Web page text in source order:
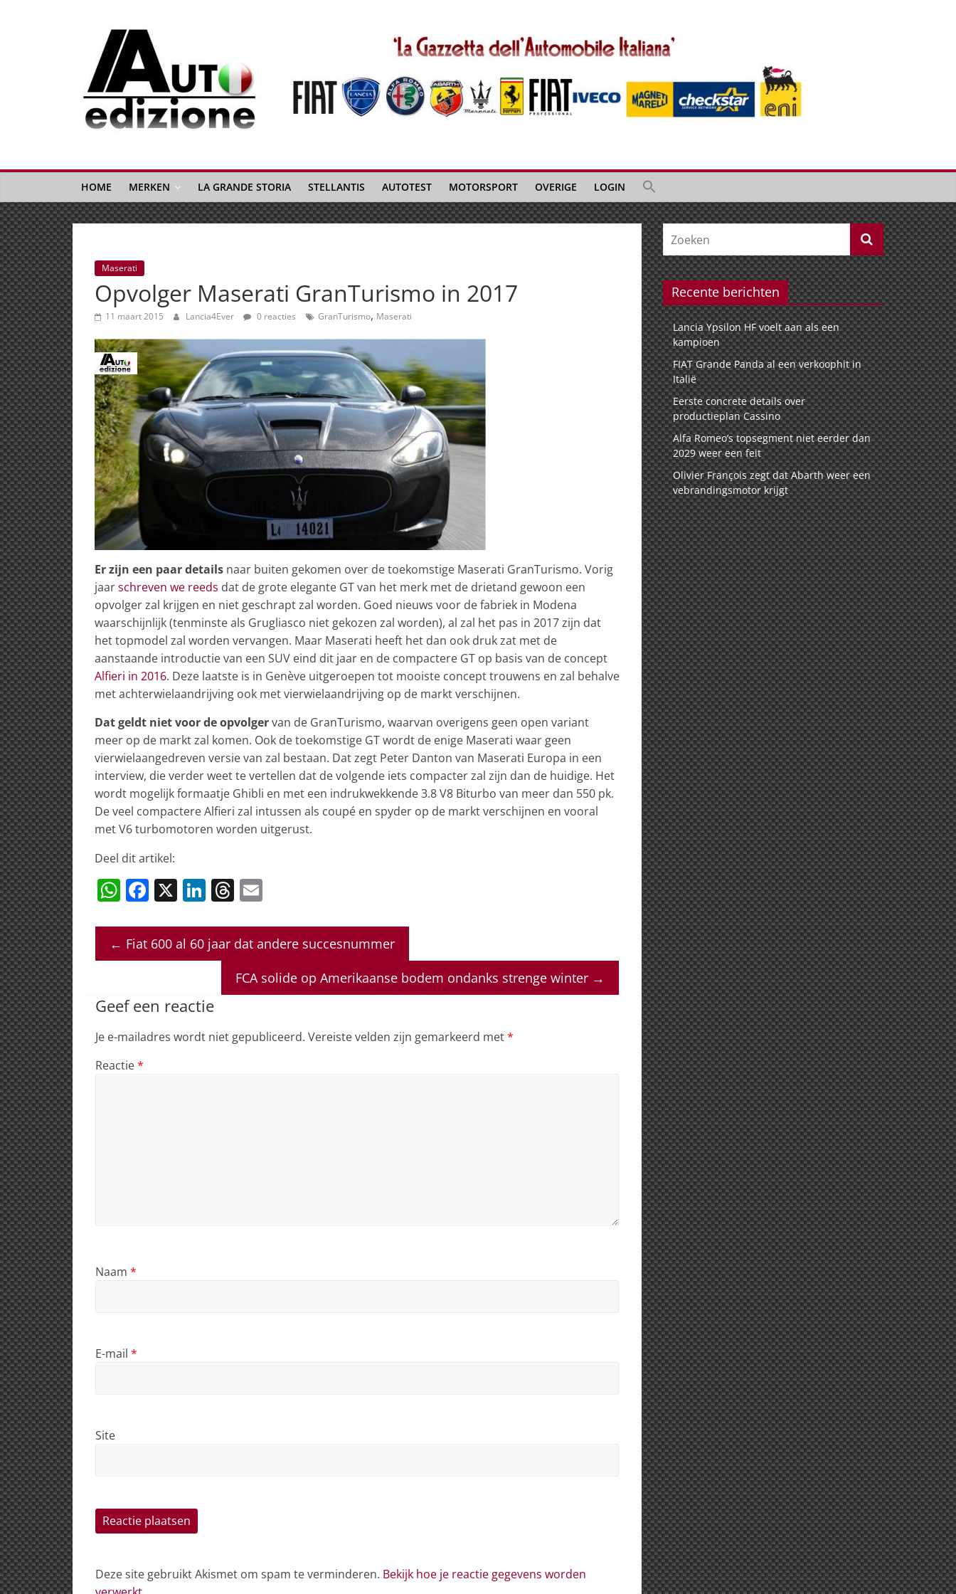
Auto
Edizione
La
Gazetta
dell'Automobile
Italiana
|
Italiaans
autonieuws
&
lifestyle
HOME MERKEN LA GRANDE STORIA STELLANTIS AUTOTEST MOTORSPORT OVERIGE LOGIN
Maserati
Opvolger Maserati GranTurismo in 2017
11 maart 2015 Lancia4Ever 0 reacties GranTurismo, Maserati
Er zijn een paar details naar buiten gekomen over de toekomstige Maserati GranTurismo. Vorig
jaarschreven we reeds dat de grote elegante GT van het merk met de drietand gewoon een
opvolger zal krijgen en niet geschrapt zal worden. Goed nieuws voor de fabriek in Modena
waarschijnlijk (tenminste als Grugliasco niet gekozen zal worden), al zal het pas in 2017 zijn dat
het topmodel zal worden vervangen. Maar Maserati heeft het dan ook druk zat met de
aanstaande introductie van een SUV eind dit jaar en de compactere GT op basis van de concept
Alfieri in 2016. Deze laatste is in Genève uitgeroepen tot mooiste concept trouwens en zal behalve
met achterwielaandrijving ook met vierwielaandrijving op de markt verschijnen.
Dat geldt niet voor de opvolgervan de GranTurismo, waarvan overigens geen open variant
meer op de markt zal komen. Ook de toekomstige GT wordt de enige Maserati waar geen
vierwielaangedreven versie van zal bestaan. Dat zegt Peter Danton van Maserati Europa in een
interview, die verder weet te vertellen dat de volgende iets compacter zal zijn dan de huidige. Het
wordt mogelijk formaatje Ghibli en met een indrukwekkende 3.8 V8 Biturbo van meer dan 550 pk.
De veel compactere Alfieri zal intussen als coupé en spyder op de markt verschijnen en vooral
met V6 turbomotoren worden uitgerust.
Deel dit artikel:
W
at
s
p
F
c
e
o
o
k
X Li
k
e
n
T
re
a
d
s
ai
l
← Fiat 600 al 60 jaar dat andere succesnummer
FCA solide op Amerikaanse bodem ondanks strenge winter →
Geef een reactie
Je e-mailadres wordt niet gepubliceerd. Vereiste velden zijn gemarkeerd met*
Reactie*
Naam *
E-mail *
Site
Deze site gebruikt Akismet om spam te verminderen. Bekijk hoe je reactie gegevens worden
Recente berichten
Lancia Ypsilon HF voelt aan als een
kampioen
FIAT Grande Panda al een verkoophit in
Italië
Eerste concrete details over
productieplan Cassino
Alfa Romeo’s topsegment niet eerder dan
2029 weer een feit
Olivier François zegt dat Abarth weer een
vebrandingsmotor krijgt